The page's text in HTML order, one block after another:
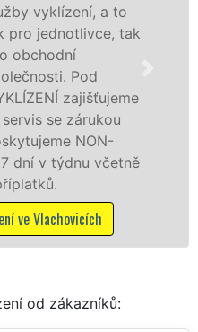
a to
tak
službu
od zákazníků: